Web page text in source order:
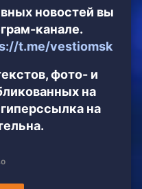
новостей вы
канале.
t.me/vestiomsk
фото- и
на
на